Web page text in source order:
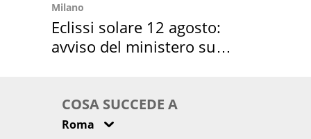
Milano
Eclissi solare 12 agosto:
avviso del ministero su